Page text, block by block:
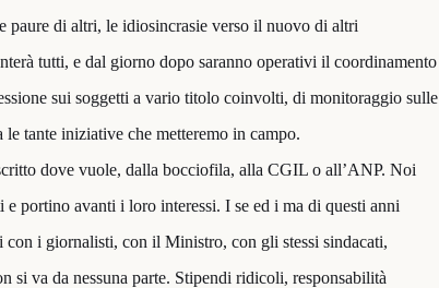
paure di altri, le idiosincrasie verso il nuovo di altri
tutti, e dal giorno dopo saranno operativi il coordinamento
sui soggetti a vario titolo coinvolti, di monitoraggio sulle
tante iniziative che metteremo in campo.
dove vuole, dalla bocciofila, alla CGIL o all’ANP. Noi
portino avanti i loro interessi. I se ed i ma di questi anni
i giornalisti, con il Ministro, con gli stessi sindacati,
si va da nessuna parte. Stipendi ridicoli, responsabilità